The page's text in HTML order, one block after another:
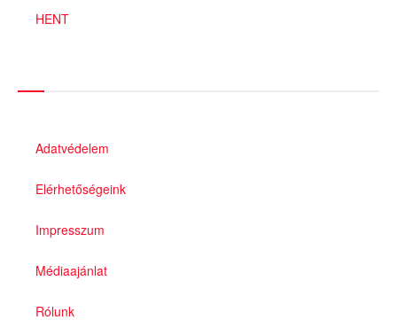
HENT
Adatvédelem
Elérhetőségeink
Impresszum
Médiaajánlat
Rólunk